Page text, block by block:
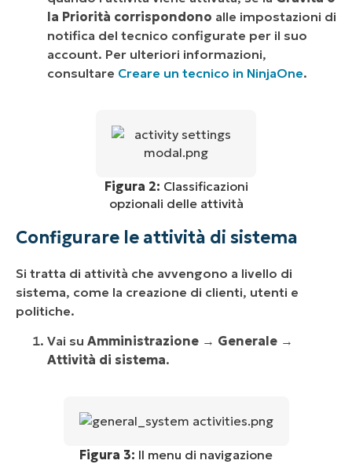
la Priorità corrispondono alle impostazioni di
notifica del tecnico configurate per il suo
account. Per ulteriori informazioni,
consultare Creare un tecnico in NinjaOne.
Figura 2: Classificazioni
opzionali delle attività
Configurare le attività di sistema
Si tratta di attività che avvengono a livello di
sistema, come la creazione di clienti, utenti e
politiche.
Vai su Amministrazione → Generale →
Attività di sistema.
Figura 3: Il menu di navigazione